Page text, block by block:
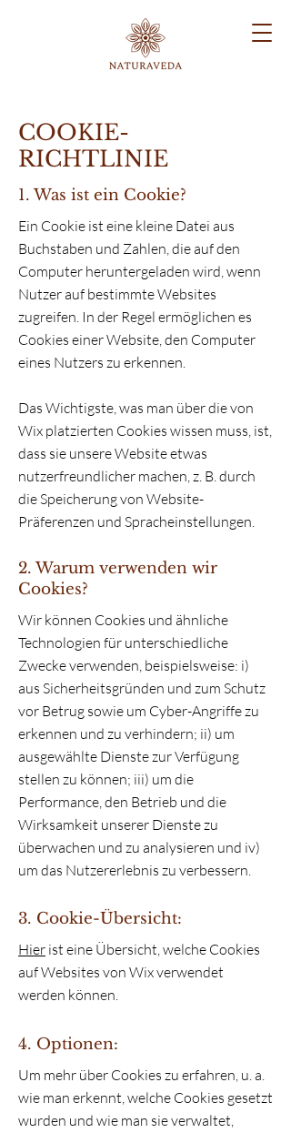
COOKIE-
RICHTLINIE
1. Was ist ein Cookie?
Ein Cookie ist eine kleine Datei aus
Buchstaben und Zahlen, die auf den
Computer heruntergeladen wird, wenn
Nutzer auf bestimmte Websites
zugreifen. In der Regel ermöglichen es
Cookies einer Website, den Computer
eines Nutzers zu erkennen.
Das Wichtigste, was man über die von
Wix platzierten Cookies wissen muss, ist,
dass sie unsere Website etwas
nutzerfreundlicher machen, z. B. durch
die Speicherung von Website-
Präferenzen und Spracheinstellungen.
2. Warum verwenden wir
Cookies?
Wir können Cookies und ähnliche
Technologien für unterschiedliche
Zwecke verwenden, beispielsweise: i)
aus Sicherheitsgründen und zum Schutz
vor Betrug sowie um Cyber-Angriffe zu
erkennen und zu verhindern; ii) um
ausgewählte Dienste zur Verfügung
stellen zu können; iii) um die
Performance, den Betrieb und die
Wirksamkeit unserer Dienste zu
überwachen und zu analysieren und iv)
um das Nutzererlebnis zu verbessern.
3. Cookie-Übersicht:
Hier ist eine Übersicht, welche Cookies
auf Websites von Wix verwendet
werden können.
4. Optionen:
Um mehr über Cookies zu erfahren, u. a.
wie man erkennt, welche Cookies gesetzt
wurden und wie man sie verwaltet,